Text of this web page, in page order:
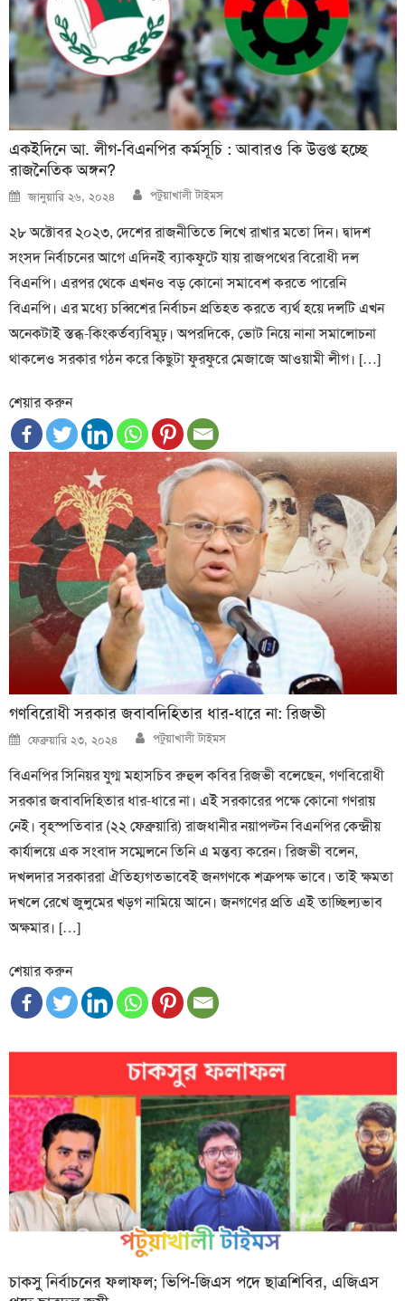
একইদিনে আ. লীগ-বিএনপির কর্মসূচি : আবারও কি উত্তপ্ত হচ্ছে
রাজনৈতিক অঙ্গন?
Posted
on
জানুয়ারি ২৬, ২০২৪ Author
পটুয়াখালী টাইমস
২৮ অক্টোবর ২০২৩, দেশের রাজনীতিতে লিখে রাখার মতো দিন। দ্বাদশ
সংসদ নির্বাচনের আগে এদিনই ব্যাকফুটে যায় রাজপথের বিরোধী দল
বিএনপি। এরপর থেকে এখনও বড় কোনো সমাবেশ করতে পারেনি
বিএনপি। এর মধ্যে চব্বিশের নির্বাচন প্রতিহত করতে ব্যর্থ হয়ে দলটি এখন
অনেকটাই স্তব্ধ-কিংকর্তব্যবিমূঢ়। অপরদিকে, ভোট নিয়ে নানা সমালোচনা
থাকলেও সরকার গঠন করে কিছুটা ফুরফুরে মেজাজে আওয়ামী লীগ। […]
শেয়ার করুন
গণবিরোধী সরকার জবাবদিহিতার ধার-ধারে না: রিজভী
Posted
on
ফেব্রুয়ারি ২৩, ২০২৪ Author
পটুয়াখালী টাইমস
বিএনপির সিনিয়র যুগ্ম মহাসচিব রুহুল কবির রিজভী বলেছেন, গণবিরোধী
সরকার জবাবদিহিতার ধার-ধারে না। এই সরকারের পক্ষে কোনো গণরায়
নেই। বৃহস্পতিবার (২২ ফেব্রুয়ারি) রাজধানীর নয়াপল্টন বিএনপির কেন্দ্রীয়
কার্যালয়ে এক সংবাদ সম্মেলনে তিনি এ মন্তব্য করেন। রিজভী বলেন,
দখলদার সরকাররা ঐতিহ্যগতভাবেই জনগণকে শত্রুপক্ষ ভাবে। তাই ক্ষমতা
দখলে রেখে জুলুমের খড়গ নামিয়ে আনে। জনগণের প্রতি এই তাচ্ছিল্যভাব
অক্ষমার। […]
শেয়ার করুন
চাকসু নির্বাচনের ফলাফল; ভিপি-জিএস পদে ছাত্রশিবির, এজিএস